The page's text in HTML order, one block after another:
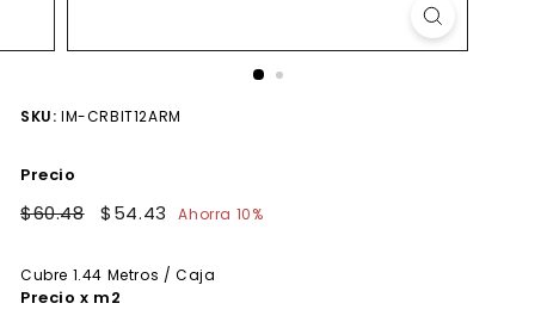
SKU: IM-CRBIT12ARM
Precio
Precio
$60.48$60.48
Precio
$54.43 $54.43
Ahorra 10%
Cubre 1.44 Metros / Caja
Precio x m2